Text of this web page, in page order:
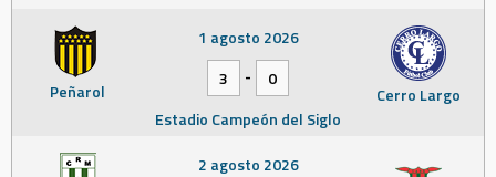
Peñarol Cerro Largo
1 agosto 2026
3
-
0
Estadio Campeón del Siglo
2 agosto 2026